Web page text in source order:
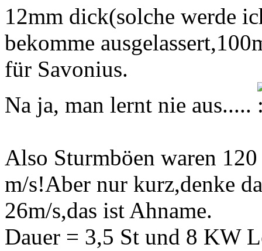
12mm dick(solche werde
bekomme
für Savonius.
Na ja, man lernt nie aus.....
Also Sturmböen waren
m/s!Aber nur kurz,denke
26m/s,das ist Ahname.
Dauer = 3,5 St und 8 KW